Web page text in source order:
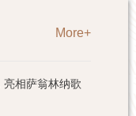
More+
亮相萨翁林纳歌